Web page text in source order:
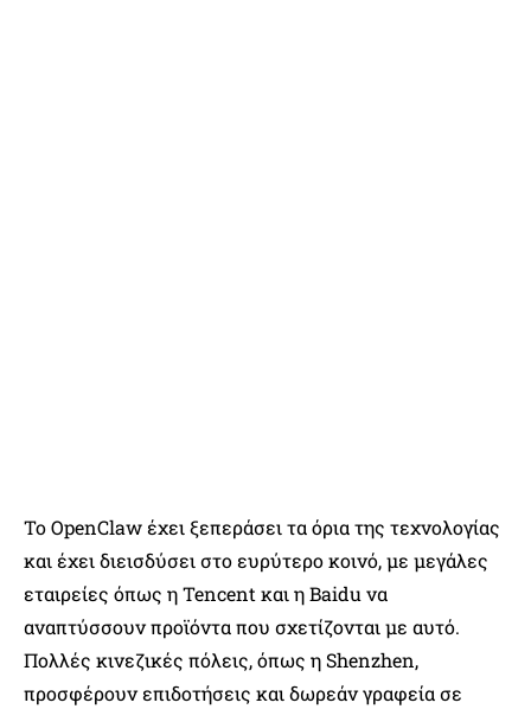
Το OpenClaw έχει ξεπεράσει τα όρια της τεχνολογίας
και έχει διεισδύσει στο ευρύτερο κοινό, με μεγάλες
εταιρείες όπως η Tencent και η Baidu να
αναπτύσσουν προϊόντα που σχετίζονται με αυτό.
Πολλές κινεζικές πόλεις, όπως η Shenzhen,
προσφέρουν επιδοτήσεις και δωρεάν γραφεία σε